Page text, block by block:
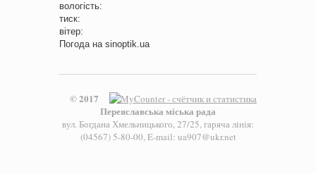
вологість:
тиск:
вітер:
Погода на sinoptik.ua
© 2017
Переяславська міська рада
вул. Богдана Хмельницького, 27/25, гаряча лінія:
(04567) 5-80-00, E-mail: ua907@ukr.net